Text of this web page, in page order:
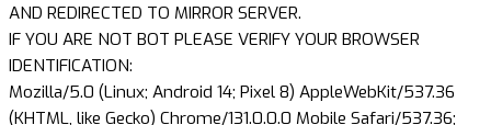
AND REDIRECTED TO MIRROR SERVER.
IF YOU ARE NOT BOT PLEASE VERIFY YOUR BROWSER
IDENTIFICATION:
Mozilla/5.0 (Linux; Android 14; Pixel 8) AppleWebKit/537.36
(KHTML, like Gecko) Chrome/131.0.0.0 Mobile Safari/537.36;